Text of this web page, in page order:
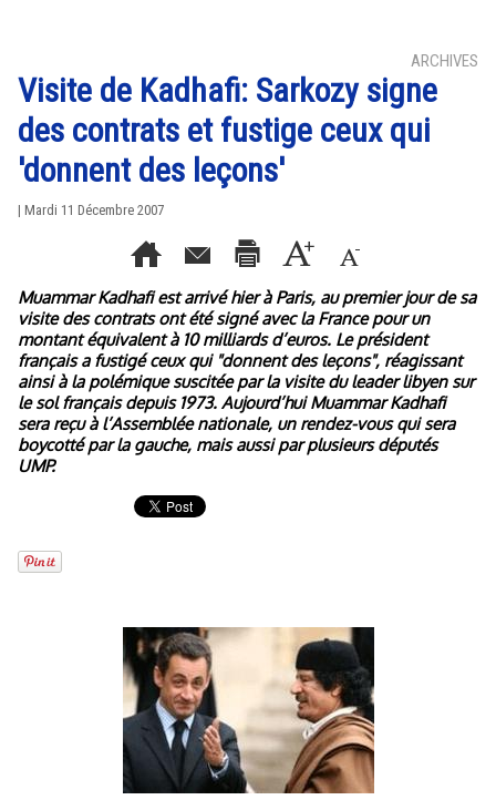
ARCHIVES
Visite de Kadhafi: Sarkozy signe
des contrats et fustige ceux qui
'donnent des leçons'
| Mardi 11 Décembre 2007
Muammar Kadhafi est arrivé hier à Paris, au premier jour de sa
visite des contrats ont été signé avec la France pour un
montant équivalent à 10 milliards d’euros. Le président
français a fustigé ceux qui "donnent des leçons", réagissant
ainsi à la polémique suscitée par la visite du leader libyen sur
le sol français depuis 1973. Aujourd’hui Muammar Kadhafi
sera reçu à l’Assemblée nationale, un rendez-vous qui sera
boycotté par la gauche, mais aussi par plusieurs députés
UMP.